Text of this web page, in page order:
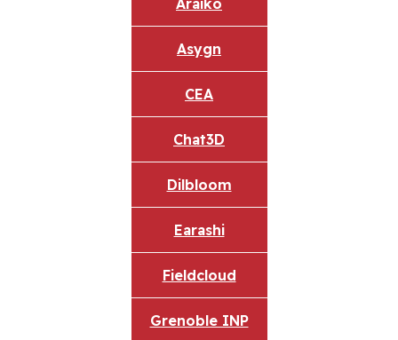
Araiko
Asygn
CEA
Chat3D
Dilbloom
Earashi
Fieldcloud
Grenoble INP